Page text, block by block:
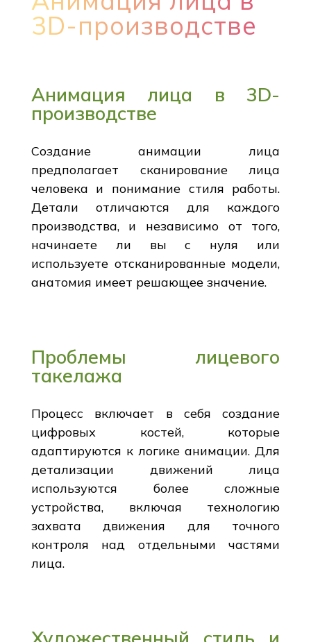
3D-производстве
Анимация лица в 3D-
производстве
Создание анимации лица
предполагает сканирование лица
человека и понимание стиля работы.
Детали отличаются для каждого
производства, и независимо от того,
начинаете ли вы с нуля или
используете отсканированные модели,
анатомия имеет решающее значение.
Проблемы лицевого
такелажа
Процесс включает в себя создание
цифровых костей, которые
адаптируются к логике анимации. Для
детализации движений лица
используются более сложные
устройства, включая технологию
захвата движения для точного
контроля над отдельными частями
лица.